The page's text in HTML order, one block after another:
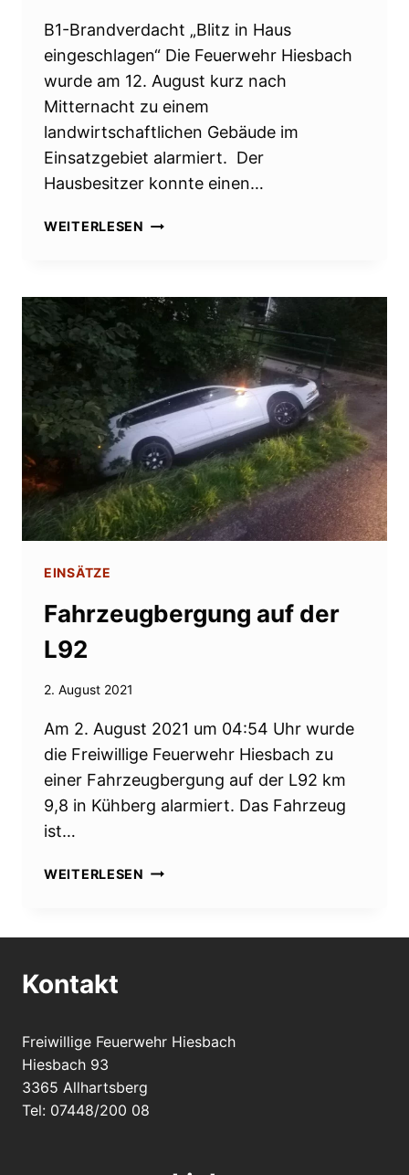
B1-Brandverdacht „Blitz in Haus
eingeschlagen“ Die Feuerwehr Hiesbach
wurde am 12. August kurz nach
Mitternacht zu einem
landwirtschaftlichen Gebäude im
Einsatzgebiet alarmiert. Der
Hausbesitzer konnte einen…
WEITERLESEN BLITZEINSCHLAG
EINSÄTZE
Fahrzeugbergung auf der
L92
2. August 2021
Am 2. August 2021 um 04:54 Uhr wurde
die Freiwillige Feuerwehr Hiesbach zu
einer Fahrzeugbergung auf der L92 km
9,8 in Kühberg alarmiert. Das Fahrzeug
ist…
WEITERLESEN FAHRZEUGBERGUNG
Kontakt
Freiwillige Feuerwehr Hiesbach
Hiesbach 93
3365 Allhartsberg
Tel: 07448/200 08